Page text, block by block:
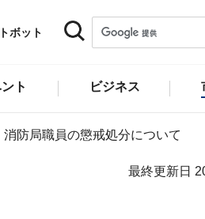
ボット
ト ビジネス
消防局職員の懲戒処分について
最終更新日